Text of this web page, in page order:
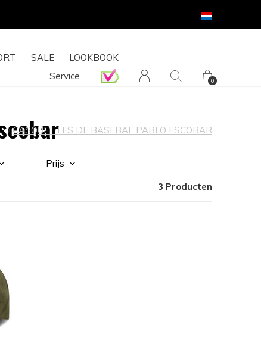
SALE
LOOKBOOK
Service
0
CASQUETTES DE BASEBAL PABLO ESCOBAR
Prijs
3 Producten